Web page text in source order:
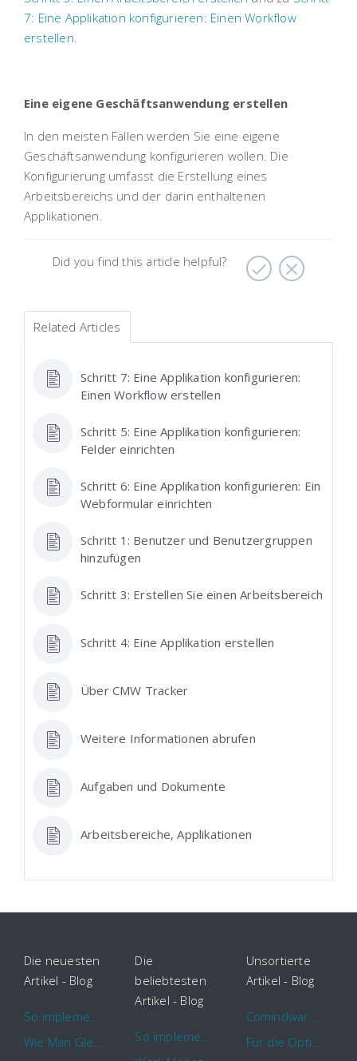
7: Eine Applikation konfigurieren: Einen Workflow
erstellen.
Eine eigene Geschäftsanwendung erstellen
In den meisten Fällen werden Sie eine eigene
Geschäftsanwendung konfigurieren wollen. Die
Konfigurierung umfasst die Erstellung eines
Arbeitsbereichs und der darin enthaltenen
Applikationen.
Did you find this article helpful?
Related Articles
Schritt 7: Eine Applikation konfigurieren:
Einen Workflow erstellen
Schritt 5: Eine Applikation konfigurieren:
Felder einrichten
Schritt 6: Eine Applikation konfigurieren: Ein
Webformular einrichten
Schritt 1: Benutzer und Benutzergruppen
hinzufügen
Schritt 3: Erstellen Sie einen Arbeitsbereich
Schritt 4: Eine Applikation erstellen
Über CMW Tracker
Weitere Informationen abrufen
Aufgaben und Dokumente
Arbeitsbereiche, Applikationen
Die neuesten
Artikel - Blog
Die
beliebtesten
Artikel - Blog
Unsortierte
Artikel - Blog